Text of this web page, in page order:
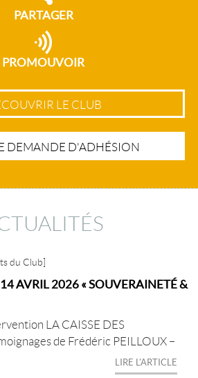
PARTAGER
PROMOUVOIR
LE CLUB
DEMANDE D'ADHÉSION
du Club]
AVRIL 2026 « SOUVERAINETÉ &
LA CAISSE DES
de Frédéric PEILLOUX –
LIRE L'ARTICLE